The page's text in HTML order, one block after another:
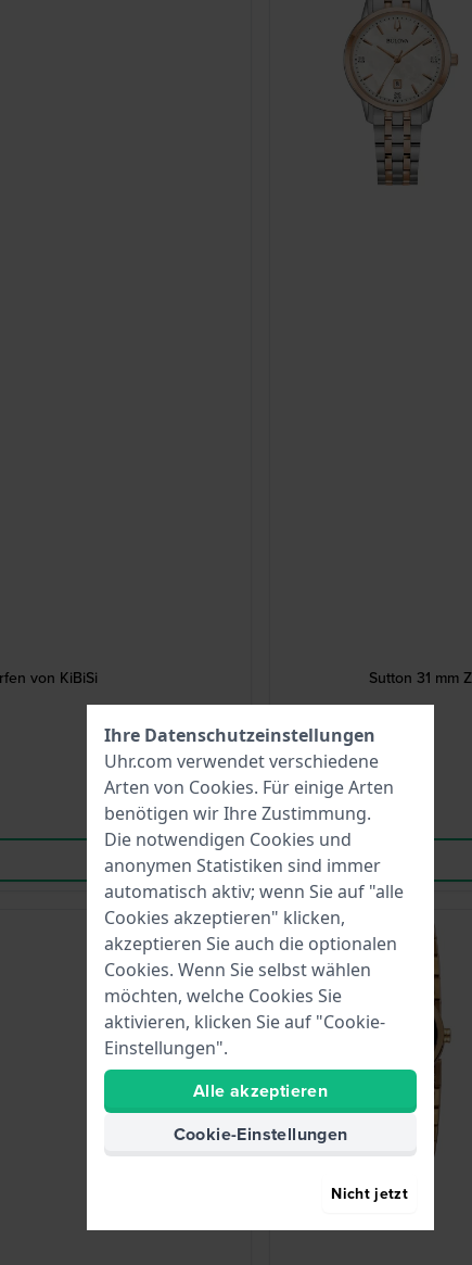
von KiBiSi
Sutton 31 mm
-50%
Ihre Datenschutzeinstellungen
Uhr.com verwendet verschiedene
Arten von Cookies. Für einige Arten
benötigen wir Ihre Zustimmung.
Die notwendigen Cookies und
anonymen Statistiken sind immer
automatisch aktiv; wenn Sie auf "alle
Cookies akzeptieren" klicken,
akzeptieren Sie auch die optionalen
Cookies. Wenn Sie selbst wählen
möchten, welche Cookies Sie
aktivieren, klicken Sie auf "Cookie-
Einstellungen".
Alle akzeptieren
Cookie-Einstellungen
Nicht jetzt